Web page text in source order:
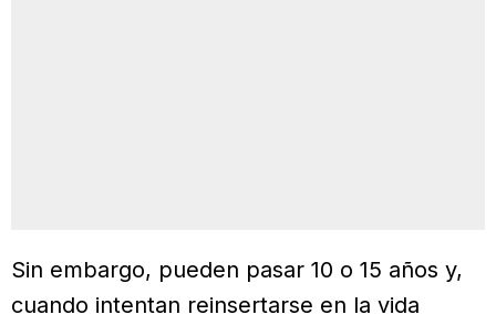
Sin embargo, pueden pasar 10 o 15 años y,
cuando intentan reinsertarse en la vida